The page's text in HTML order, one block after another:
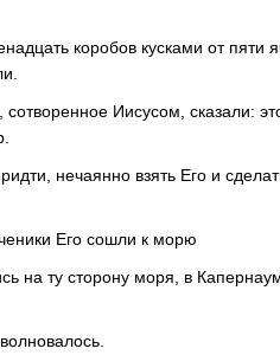
коробов кусками от пяти
Иисусом, сказали:
нечаянно взять Его и
Его сошли к морю
на ту сторону моря, в